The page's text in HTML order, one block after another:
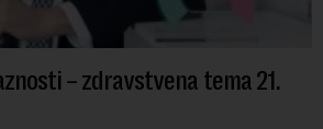
– zdravstvena tema 21.